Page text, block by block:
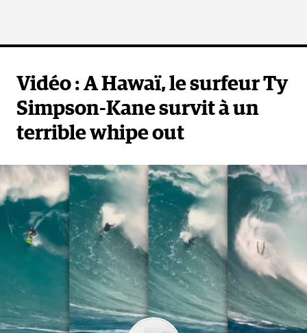
Vidéo : A Hawaï, le surfeur Ty
Simpson-Kane survit à un
terrible whipe out